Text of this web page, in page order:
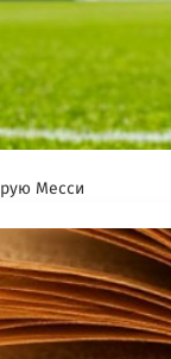
Месси